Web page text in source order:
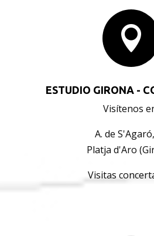

ESTUDIO GIRONA -
Visítenos
A. de
Platja d'Aro
Visitas